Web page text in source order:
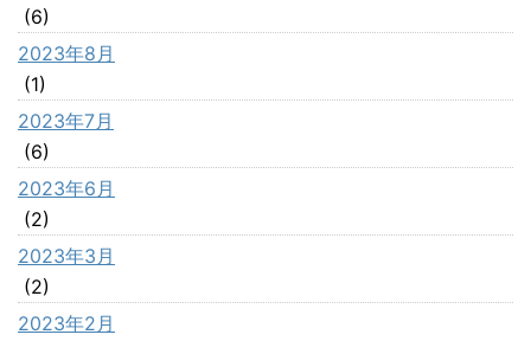
(6)
2023年8月
(1)
2023年7月
(6)
2023年6月
(2)
2023年3月
(2)
2023年2月